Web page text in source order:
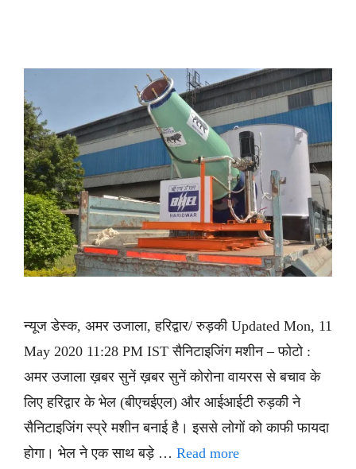
न्यूज डेस्क, अमर उजाला, हरिद्वार/ रुड़की Updated Mon, 11
May 2020 11:28 PM IST सैनिटाइजिंग मशीन – फोटो :
अमर उजाला ख़बर सुनें ख़बर सुनें कोरोना वायरस से बचाव के
लिए हरिद्वार के भेल (बीएचईएल) और आईआईटी रुड़की ने
सैनिटाइजिंग स्प्रे मशीन बनाई है। इससे लोगों को काफी फायदा
होगा। भेल ने एक साथ बड़े … Read more